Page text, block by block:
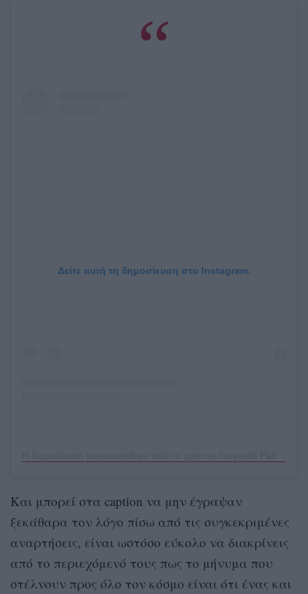
Δείτε αυτή τη δημοσίευση στο Instagram.
Και μπορεί στα caption να μην έγραψαν
ξεκάθαρα τον λόγο πίσω από τις συγκεκριμένες
αναρτήσεις, είναι ωστόσο εύκολο να διακρίνεις
από το περιεχόμενό τους πως το μήνυμα που
στέλνουν προς όλο τον κόσμο είναι ότι ένας και